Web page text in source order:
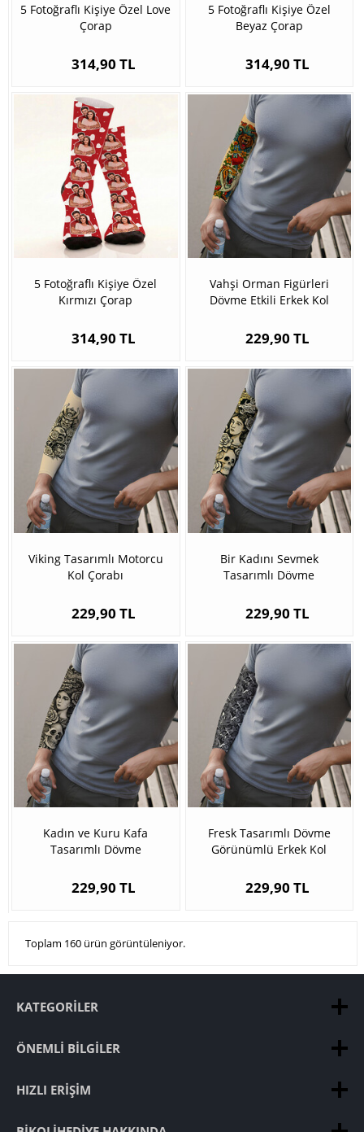
5 Fotoğraflı Kişiye Özel Love
Çorap
314,90 TL
5 Fotoğraflı Kişiye Özel
Beyaz Çorap
314,90 TL
5 Fotoğraflı Kişiye Özel
Kırmızı Çorap
314,90 TL
Vahşi Orman Figürleri
Dövme Etkili Erkek Kol
229,90 TL
Viking Tasarımlı Motorcu
Kol Çorabı
229,90 TL
Bir Kadını Sevmek
Tasarımlı Dövme
229,90 TL
Kadın ve Kuru Kafa
Tasarımlı Dövme
229,90 TL
Fresk Tasarımlı Dövme
Görünümlü Erkek Kol
229,90 TL
Toplam 160 ürün görüntüleniyor.
KATEGORILER
ÖNEMLI BILGILER
HIZLI ERIŞIM